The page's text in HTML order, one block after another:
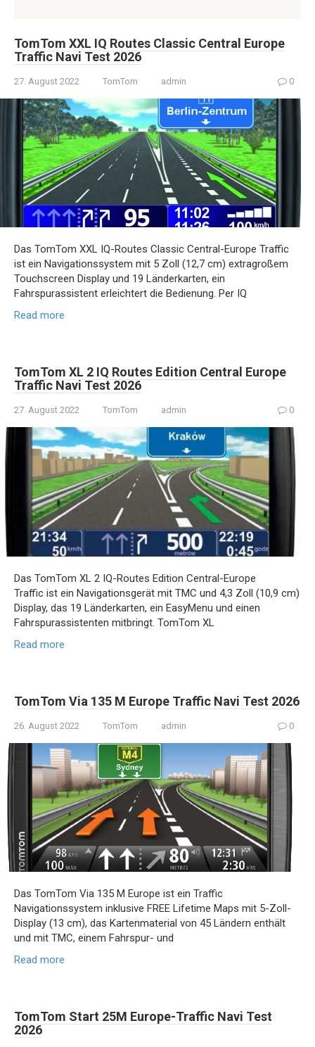
TomTom XXL IQ Routes Classic Central Europe
Traffic Navi Test 2026
27. August 2022 TomTom admin 0
Das TomTom XXL IQ-Routes Classic Central-Europe Traffic
ist ein Navigationssystem mit 5 Zoll (12,7 cm) extragroßem
Touchscreen Display und 19 Länderkarten, ein
Fahrspurassistent erleichtert die Bedienung. Per IQ
Read more
TomTom XL 2 IQ Routes Edition Central Europe
Traffic Navi Test 2026
27. August 2022 TomTom admin 0
Das TomTom XL 2 IQ-Routes Edition Central-Europe
Traffic ist ein Navigationsgerät mit TMC und 4,3 Zoll (10,9 cm)
Display, das 19 Länderkarten, ein EasyMenu und einen
Fahrspurassistenten mitbringt. TomTom XL
Read more
TomTom Via 135 M Europe Traffic Navi Test 2026
26. August 2022 TomTom admin 0
Das TomTom Via 135 M Europe ist ein Traffic
Navigationssystem inklusive FREE Lifetime Maps mit 5-Zoll-
Display (13 cm), das Kartenmaterial von 45 Ländern enthält
und mit TMC, einem Fahrspur- und
Read more
TomTom Start 25M Europe-Traffic Navi Test
2026